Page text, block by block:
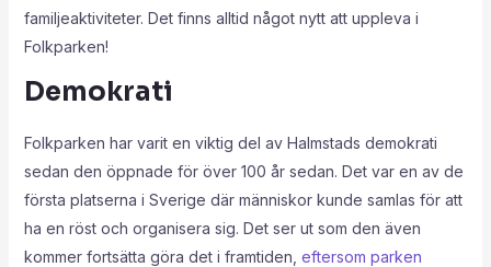
familjeaktiviteter. Det finns alltid något nytt att uppleva i
Folkparken!
Demokrati
Folkparken har varit en viktig del av Halmstads demokrati
sedan den öppnade för över 100 år sedan. Det var en av de
första platserna i Sverige där människor kunde samlas för att
ha en röst och organisera sig. Det ser ut som den även
kommer fortsätta göra det i framtiden, eftersom parken